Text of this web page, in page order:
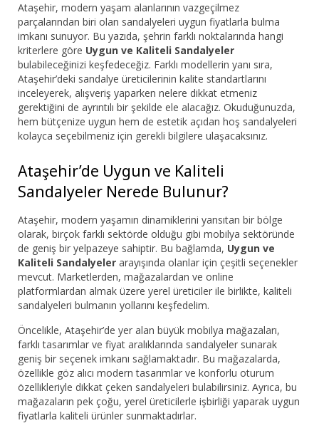
Dış Mekan Sandalyeler
Masalar
Ataşehir, modern yaşam alanlarının vazgeçilmez
parçalarından biri olan sandalyeleri uygun fiyatlarla bulma
imkanı sunuyor. Bu yazıda, şehrin farklı noktalarında hangi
kriterlere göre Uygun ve Kaliteli Sandalyeler
bulabileceğinizi keşfedeceğiz. Farklı modellerin yanı sıra,
Ataşehir’deki sandalye üreticilerinin kalite standartlarını
inceleyerek, alışveriş yaparken nelere dikkat etmeniz
gerektiğini de ayrıntılı bir şekilde ele alacağız. Okuduğunuzda,
hem bütçenize uygun hem de estetik açıdan hoş sandalyeleri
kolayca seçebilmeniz için gerekli bilgilere ulaşacaksınız.
Ataşehir’de Uygun ve Kaliteli
Sandalyeler Nerede Bulunur?
Ataşehir, modern yaşamın dinamiklerini yansıtan bir bölge
olarak, birçok farklı sektörde olduğu gibi mobilya sektöründe
de geniş bir yelpazeye sahiptir. Bu bağlamda, Uygun ve
Kaliteli Sandalyeler arayışında olanlar için çeşitli seçenekler
mevcut. Marketlerden, mağazalardan ve online
platformlardan almak üzere yerel üreticiler ile birlikte, kaliteli
sandalyeleri bulmanın yollarını keşfedelim.
Öncelikle, Ataşehir’de yer alan büyük mobilya mağazaları,
farklı tasarımlar ve fiyat aralıklarında sandalyeler sunarak
geniş bir seçenek imkanı sağlamaktadır. Bu mağazalarda,
özellikle göz alıcı modern tasarımlar ve konforlu oturum
özellikleriyle dikkat çeken sandalyeleri bulabilirsiniz. Ayrıca, bu
mağazaların pek çoğu, yerel üreticilerle işbirliği yaparak uygun
fiyatlarla kaliteli ürünler sunmaktadırlar.